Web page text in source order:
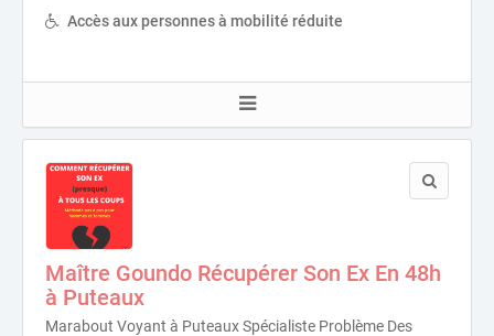
Accès aux personnes à mobilité réduite
Maître Goundo Récupérer Son Ex En 48h
à Puteaux
Marabout Voyant à Puteaux Spécialiste Problème Des